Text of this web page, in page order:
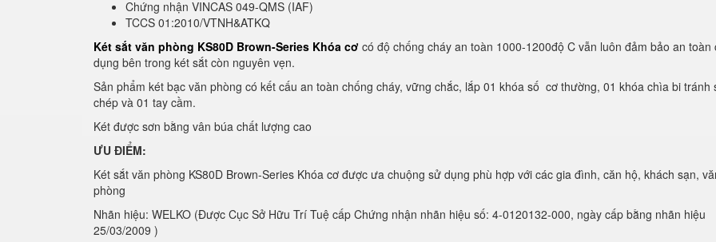
Chứng nhận VINCAS 049-QMS (IAF)
TCCS 01:2010/VTNH&ATKQ
Két sắt văn phòng KS80D Brown-Series Khóa cơ có độ chống cháy an toàn 1000-1200độ C vẫn luôn đảm bảo an toàn
dụng bên trong két sắt còn nguyên vẹn.
Sản phẩm két bạc văn phòng có kết cấu an toàn chống cháy, vững chắc, lắp 01 khóa số cơ thường, 01 khóa chìa bi tránh
chép và 01 tay cầm.
Két được sơn bằng vân búa chất lượng cao
ƯU ĐIỂM:
Két sắt văn phòng KS80D Brown-Series Khóa cơ được ưa chuộng sử dụng phù hợp với các gia đình, căn hộ, khách sạn,
phòng
Nhãn hiệu: WELKO (Được Cục Sở Hữu Trí Tuệ cấp Chứng nhận nhãn hiệu số: 4-0120132-000, ngày cấp bằng nhãn hiệu
25/03/2009 )